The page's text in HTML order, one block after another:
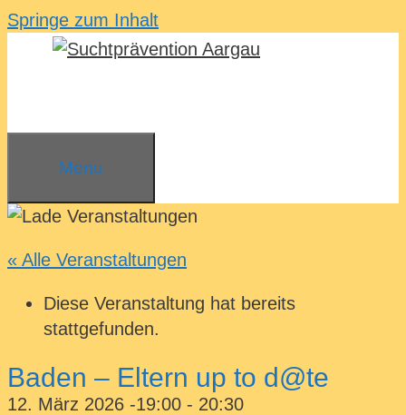
Springe zum Inhalt
Menu
« Alle Veranstaltungen
Diese Veranstaltung hat bereits
stattgefunden.
Baden – Eltern up to d@te
12. März 2026 -19:00 - 20:30